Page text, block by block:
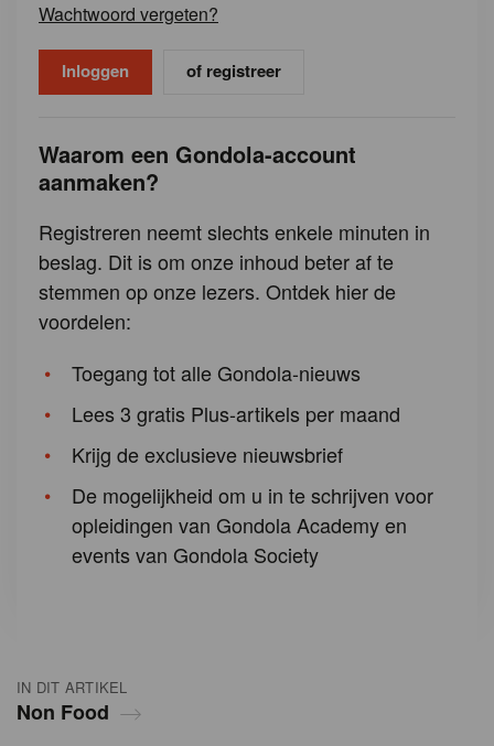
IN DIT ARTIKEL
Non Food
Wachtwoord vergeten?
of registreer
Waarom een Gondola-account
aanmaken?
Registreren neemt slechts enkele minuten in
beslag. Dit is om onze inhoud beter af te
stemmen op onze lezers. Ontdek hier de
voordelen:
Toegang tot alle Gondola-nieuws
Lees 3 gratis Plus-artikels per maand
Krijg de exclusieve nieuwsbrief
De mogelijkheid om u in te schrijven voor
opleidingen van Gondola Academy en
events van Gondola Society